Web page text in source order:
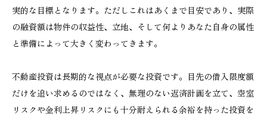
実的な目標となります。ただしこれはあくまで目安であり、実際
の融資額は物件の収益性、立地、そして何よりあなた自身の属性
と準備によって大きく変わってきます。
不動産投資は長期的な視点が必要な投資です。目先の借入限度額
だけを追い求めるのではなく、無理のない返済計画を立て、空室
リスクや金利上昇リスクにも十分耐えられる余裕を持った投資を